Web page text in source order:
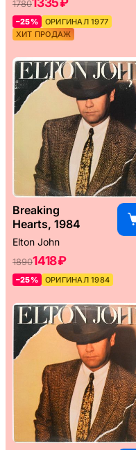
1780
–25%
ОРИГИНАЛ 1977
ХИТ ПРОДАЖ
Breaking
Hearts, 1984
Elton John
18901418 ₽
–25% ОРИГИНАЛ 1984